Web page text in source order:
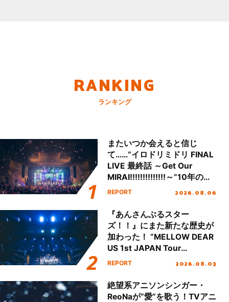
RANKING
ランキング
またいつか会えると信じ
て……“イロドリミドリ FINAL
LIVE 最終話 ～Get Our
MIRAI!!!!!!!!!!!!!!～”10年の活
動を経てファイナルを迎える
REPORT 2026.08.06
『あんさんぶるスター
ズ！！』にまた新たな歴史が
加わった！ “MELLOW DEAR
US 1st JAPAN Tour
Final「NICE to meet YOU
ート!!
REPORT 2026.08.03
絶望系アニソンシンガー・
ReoNaが“愛”を歌う！TVアニ